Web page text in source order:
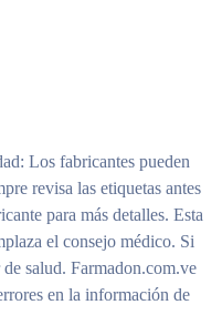
: Los fabricantes pueden
revisa las etiquetas antes
para más detalles. Esta
el consejo médico. Si
salud. Farmadon.com.ve
en la información de